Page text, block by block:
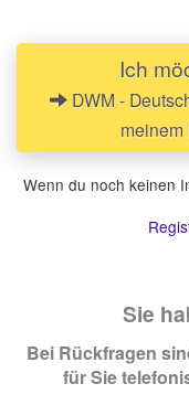
Ich
DWM -
meinem
Wenn du noch keinen
Sie
Bei Rückfragen
für Sie